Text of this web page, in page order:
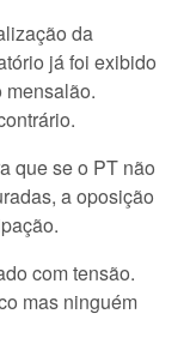
da
já foi exibido
mensalão.
que se o PT não
a oposição
com tensão.
mas ninguém